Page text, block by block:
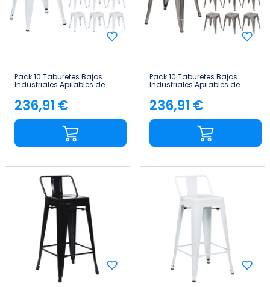
Pack 10 Taburetes Bajos
Industriales Apilables de
Acero 38x38x46cm Thinia
Home
Precio
236,91 €
Pack 10 Taburetes Bajos
Industriales Apilables de
Acero 38x38x46cm Thinia
Home
Precio
236,91 €